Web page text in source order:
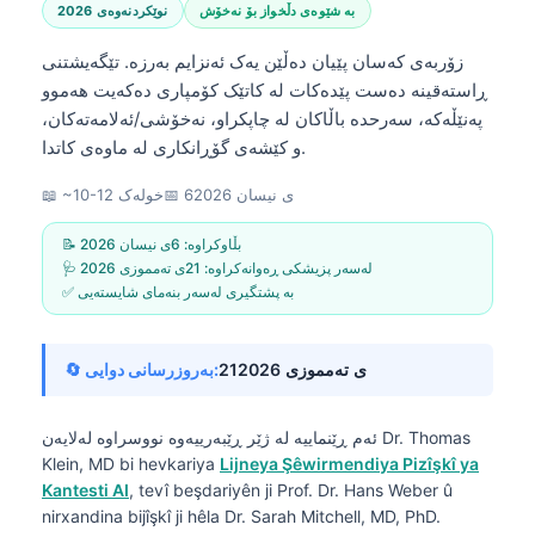
نوێکردنەوەی 2026 بە شێوەی دڵخواز بۆ نەخۆش
زۆربەی کەسان پێیان دەڵێن یەک ئەنزایم بەرزە. تێگەیشتنی
ڕاستەقینە دەست پێدەکات لە کاتێک کۆمپاری دەکەیت هەموو
پەنێڵەکە، سەرحدە باڵاکان لە چاپکراو، نەخۆشی/ئەلامەتەکان،
و کێشەی گۆڕانکاری لە ماوەی کاتدا.
📖 ~10-12 خولەک📅 6ی نیسان 2026
📝 بڵاوکراوە: 6ی نیسان 2026
🩺 لەسەر پزیشکی ڕەوانەکراوە: 21ی تەمموزی 2026
✅ بە پشتگیری لەسەر بنەمای شایستەیی
🔄 بەروزرسانی دوایی: 21ی تەمموزی 2026
Dr. Thomas
Klein, MD bi hevkariya Lijneya Şêwirmendiya Pizîşkî ya
Kantesti AI, tevî beşdariyên ji Prof. Dr. Hans Weber û
nirxandina bijîşkî ji hêla Dr. Sarah Mitchell, MD, PhD.